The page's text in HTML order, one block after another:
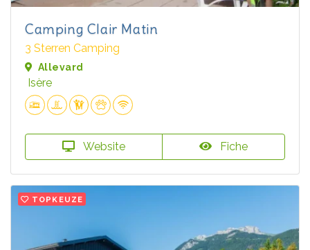
Camping Clair Matin
3 Sterren Camping
Allevard
Isère
Website Fiche
TOPKEUZE